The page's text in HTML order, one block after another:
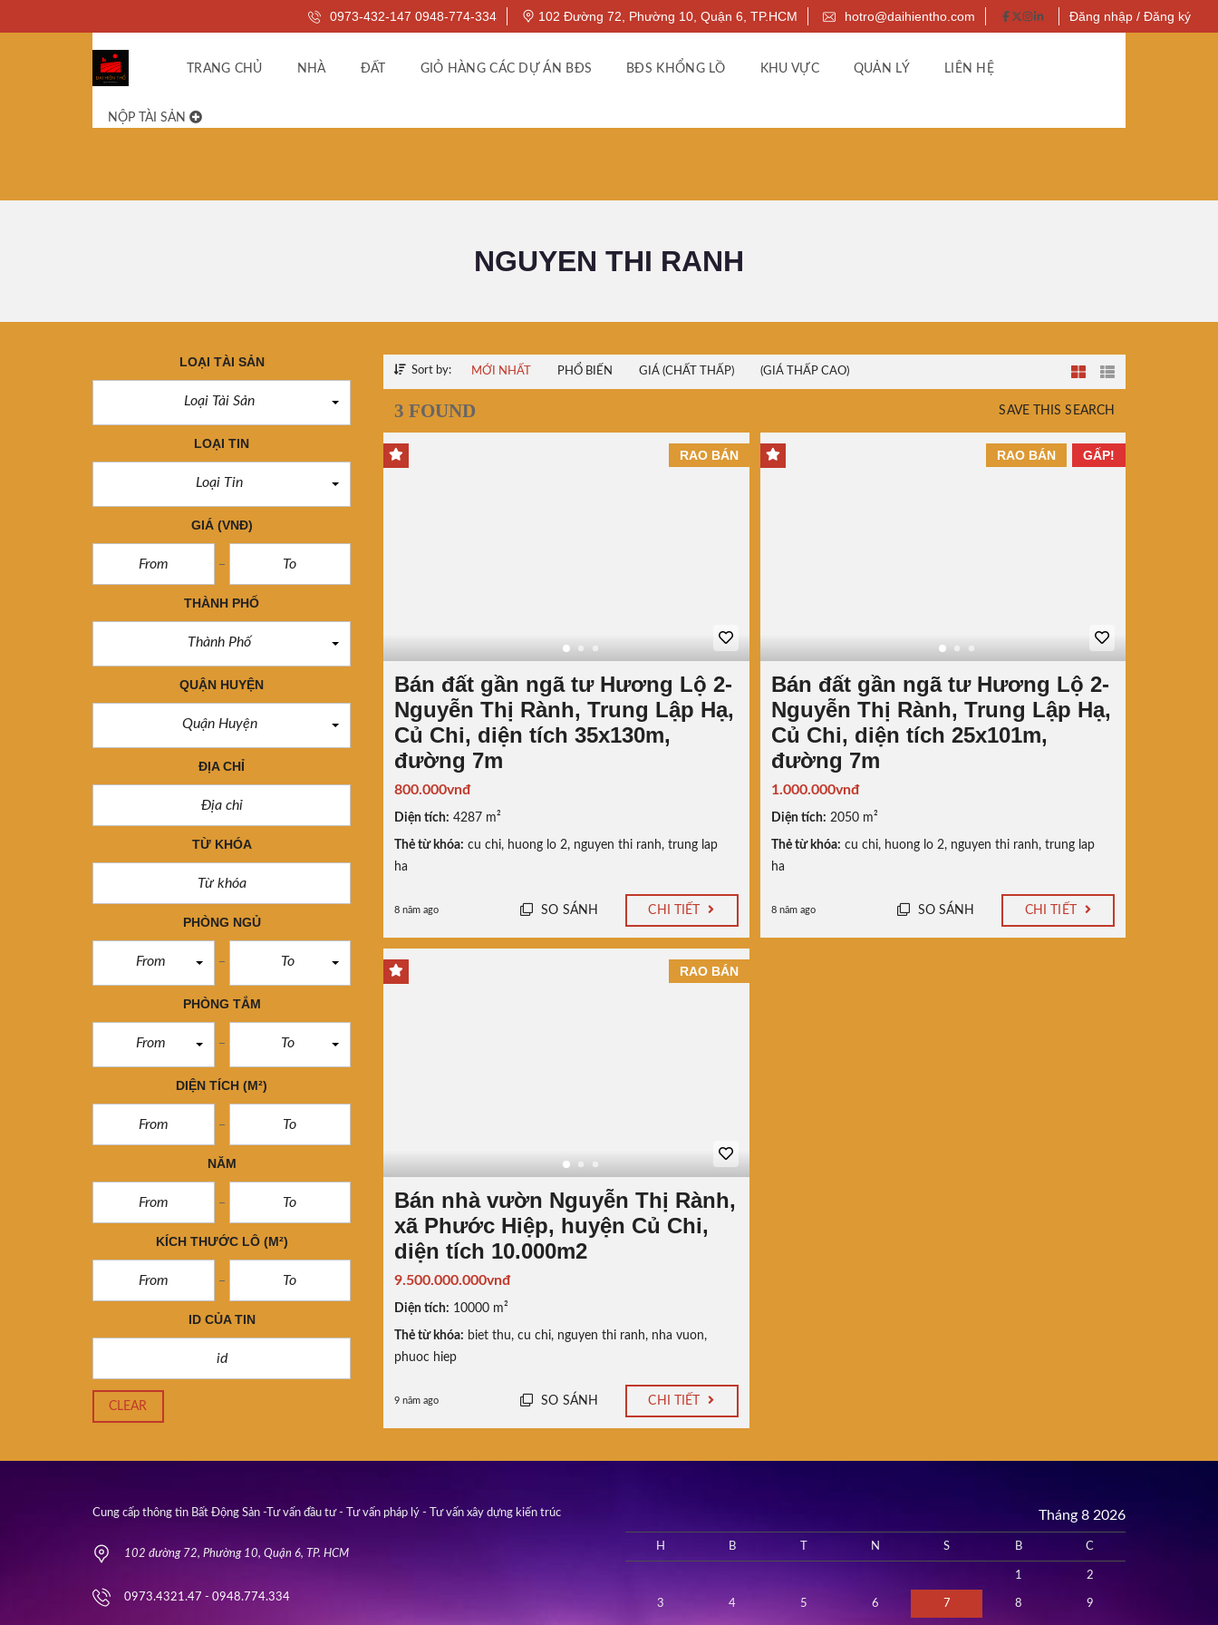
0973-432-147 0948-774-334 102 Đường 72, Phường 10, Quận 6, TP.HCM hotro@daihientho.com Đăng nhập / Đăng ký
TRANG CHỦ NHÀ ĐẤT GIỎ HÀNG CÁC DỰ ÁN BĐS BĐS KHỔNG LỒ KHU VỰC QUẢN LÝ LIÊN HỆ
NỘP TÀI SẢN
NGUYEN THI RANH
LOẠI TÀI SẢN
Loại Tài Sản
LOẠI TIN
Loại Tin
GIÁ (VNĐ)
THÀNH PHỐ
Thành Phố
QUẬN HUYỆN
Quận Huyện
ĐỊA CHỈ
TỪ KHÓA
PHÒNG NGỦ
From To
PHÒNG TẮM
From To
DIỆN TÍCH (M²)
NĂM
KÍCH THƯỚC LÔ (M²)
ID CỦA TIN
CLEAR
Sort by: MỚI NHẤT PHỔ BIẾN GIÁ (CHẤT THẤP) (GIÁ THẤP CAO)
SAVE THIS SEARCH
3 FOUND
RAO BÁN
Bán đất gần ngã tư Hương Lộ 2-
Nguyễn Thị Rành, Trung Lập Hạ,
Củ Chi, diện tích 35x130m,
đường 7m
800.000vnđ
Diện tích: 4287 m²
Thẻ từ khóa: cu chi, huong lo 2, nguyen thi ranh, trung lap
ha
8 năm ago SO SÁNH CHI TIẾT
GẤP!
RAO BÁN
Bán đất gần ngã tư Hương Lộ 2-
Nguyễn Thị Rành, Trung Lập Hạ,
Củ Chi, diện tích 25x101m,
đường 7m
1.000.000vnđ
Diện tích: 2050 m²
Thẻ từ khóa: cu chi, huong lo 2, nguyen thi ranh, trung lap
ha
8 năm ago SO SÁNH CHI TIẾT
RAO BÁN
Bán nhà vườn Nguyễn Thị Rành,
xã Phước Hiệp, huyện Củ Chi,
diện tích 10.000m2
9.500.000.000vnđ
Diện tích: 10000 m²
Thẻ từ khóa: biet thu, cu chi, nguyen thi ranh, nha vuon,
phuoc hiep
9 năm ago SO SÁNH CHI TIẾT
Cung cấp thông tin Bất Động Sản -Tư vấn đầu tư - Tư vấn pháp lý - Tư vấn xây dựng kiến trúc
102 đường 72, Phường 10, Quận 6, TP. HCM
0973.4321.47 - 0948.774.334
Tháng 8 2026
H B N S B C
1 2
3 4 5 6 7 8 9